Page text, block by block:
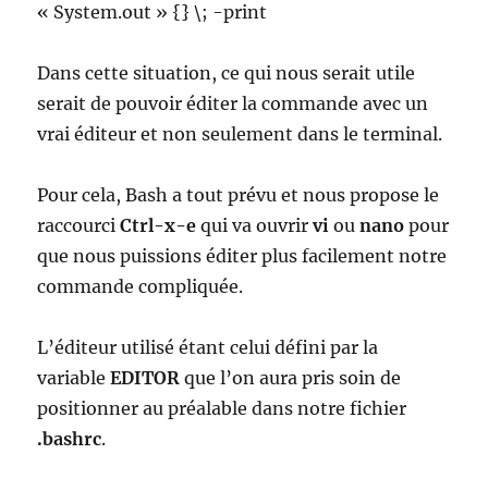
« System.out » {} \; -print
Dans cette situation, ce qui nous serait utile
serait de pouvoir éditer la commande avec un
vrai éditeur et non seulement dans le terminal.
Pour cela, Bash a tout prévu et nous propose le
raccourciCtrl-x-e qui va ouvrirvi ounano pour
que nous puissions éditer plus facilement notre
commande compliquée.
L’éditeur utilisé étant celui défini par la
variableEDITOR que l’on aura pris soin de
positionner au préalable dans notre fichier
.bashrc.